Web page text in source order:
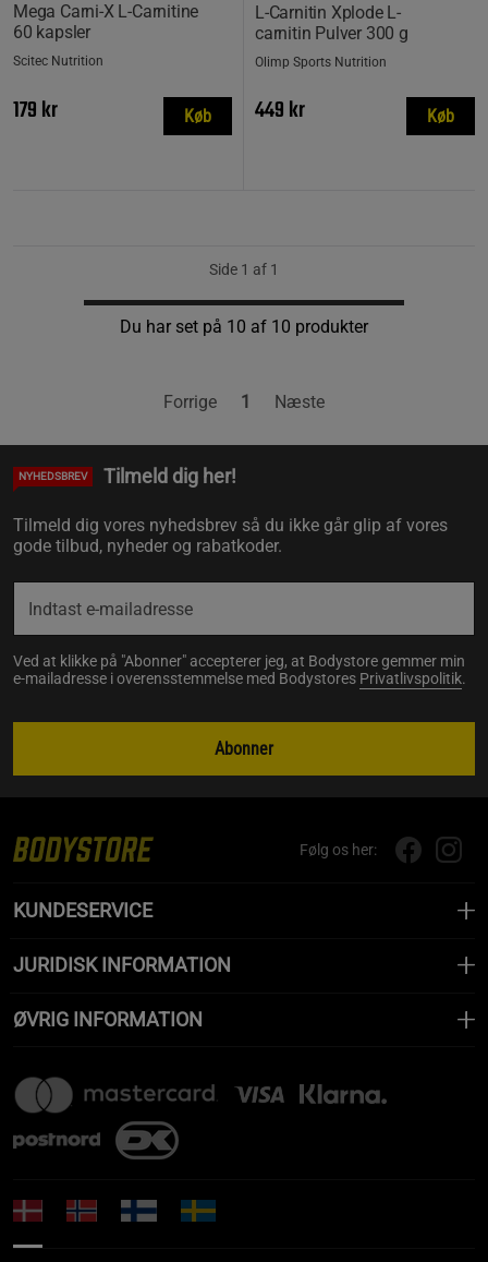
Mega Carni-X L-Carnitine
60 kapsler
Scitec Nutrition
179 kr Køb
L-Carnitin Xplode L-
carnitin Pulver 300 g
Olimp Sports Nutrition
449 kr Køb
Side 1 af 1
Du har set på 10 af 10 produkter
Forrige 1 Næste
NYHEDSBREV Tilmeld dig her!
Tilmeld dig vores nyhedsbrev så du ikke går glip af vores
gode tilbud, nyheder og rabatkoder.
Ved at klikke på "Abonner" accepterer jeg, at Bodystore gemmer min
e-mailadresse i overensstemmelse med Bodystores Privatlivspolitik.
Abonner
Følg os her:
KUNDESERVICE
JURIDISK INFORMATION
ØVRIG INFORMATION